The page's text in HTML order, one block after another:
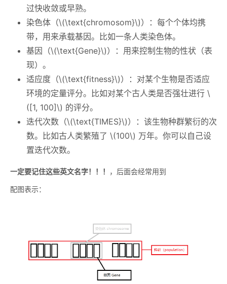
过快收敛或早熟。
染色体（\(\text{chromosom}\)）：每个个体均携
带，用来承载基因。比如一条人类染色体。
基因（\(\text{Gene}\)）：用来控制生物的性状（表
现）。
适应度（\(\text{fitness}\)）：对某个生物是否适应
环境的定量评分。比如对某个古人类是否强壮进行 \
([1, 100]\) 的评分。
迭代次数（\(\text{TIMES}\)）：该生物种群繁衍的次
数。比如古人类繁殖了 \(100\) 万年。你可以自己设
置迭代次数。
一定要记住这些英文名字！！！ ，后面会经常用到
配图表示：